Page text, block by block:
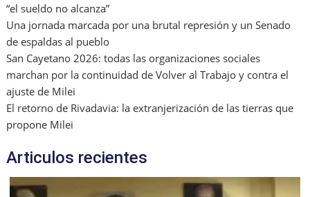
“el sueldo no alcanza”
Una jornada marcada por una brutal represión y un Senado
de espaldas al pueblo
San Cayetano 2026: todas las organizaciones sociales
marchan por la continuidad de Volver al Trabajo y contra el
ajuste de Milei
El retorno de Rivadavia: la extranjerización de las tierras que
propone Milei
Articulos recientes